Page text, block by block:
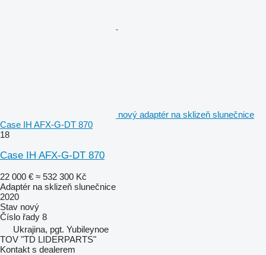
nový adaptér na sklizeň slunečnice
Case IH AFX-G-DT 870
18
Case IH AFX-G-DT 870
22 000 € ≈ 532 300 Kč
Adaptér na sklizeň slunečnice
2020
Stav nový
Číslo řady 8
Ukrajina, pgt. Yubileynoe
TOV "TD LIDERPARTS"
Kontakt s dealerem